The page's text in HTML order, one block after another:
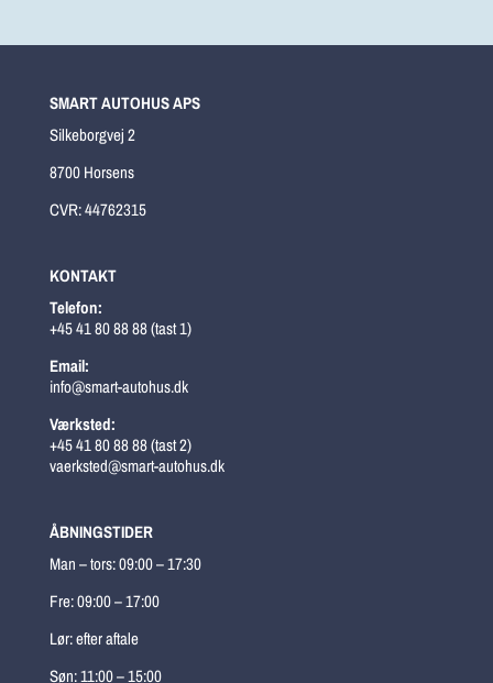
SMART AUTOHUS APS
Silkeborgvej 2
8700 Horsens
CVR: 44762315
KONTAKT
Telefon:
+45 41 80 88 88 (tast 1)
Email:
info@smart-autohus.dk
Værksted:
+45 41 80 88 88 (tast 2)
vaerksted@smart-autohus.dk
ÅBNINGSTIDER
Man – tors: 09:00 – 17:30
Fre: 09:00 – 17:00
Lør: efter aftale
Søn: 11:00 – 15:00